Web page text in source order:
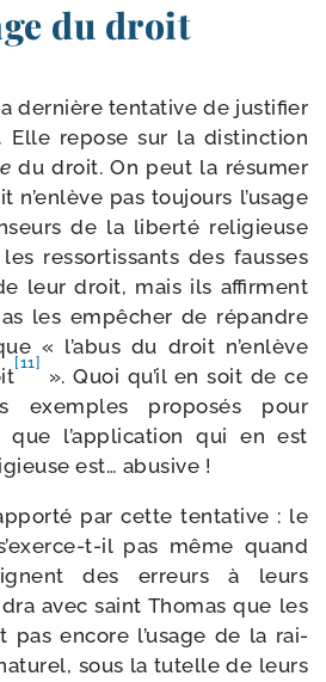
du droit
der­nière ten­ta­tive de jus­ti­fier
Elle repose sur la dis­tinc­tion
du droit. On peut la résu­mer
n’enlève pas tou­jours l’usage
de la liber­té reli­gieuse
res­sor­tis­sants des fausses
leur droit, mais ils affirment
les empê­cher de répandre
« l’abus du droit n’enlève
[11]
». Quoi qu’il en soit de ce
exemples pro­po­sés pour
que l’application qui en est
est… abusive !
par cette ten­ta­tive : le
t-il pas même quand
des erreurs à leurs
avec saint Thomas que les
pas encore l’usage de la rai­
sous la tutelle de leurs